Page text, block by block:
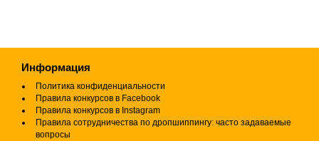
Информация
Политика конфиденциальности
Правила конкурсов в Facebook
Правила конкурсов в Instagram
Правила сотрудничества по дропшиппингу: часто задаваемые
вопросы